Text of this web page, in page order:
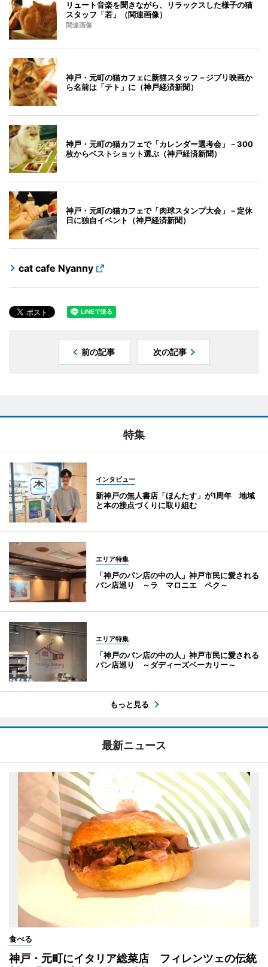
リュート音楽を聞きながら、リラックスした様子の猫
スタッフ「若」（関連画像）
関連画像
神戸・元町の猫カフェに新猫スタッフ－ジブリ映画か
ら名前は「テト」に（神戸経済新聞）
神戸・元町の猫カフェで「カレンダー選考会」－300
枚からベストショット選ぶ（神戸経済新聞）
神戸・元町の猫カフェで「肉球スタンプ大会」－定休
日に独自イベント（神戸経済新聞）
cat cafe Nyanny
前の記事 次の記事
特集
インタビュー
新神戸の無人書店「ほんたす」が1周年 地域
と本の接点づくりに取り組む
エリア特集
「神戸のパン店の中の人」神戸市民に愛される
パン店巡り ～ラ マロニエ ペク～
エリア特集
「神戸のパン店の中の人」神戸市民に愛される
パン店巡り ～ダディーズベーカリー～
もっと見る
最新ニュース
食べる
神戸・元町にイタリア総菜店 フィレンツェの伝統